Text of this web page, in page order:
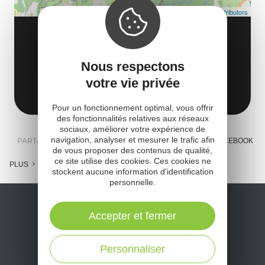
AAGAC BASE DE PLEINE NATURE
Base de Pleine Nature
Le Païsserou
12270 Najac
Obtenir l'itinéraire
Leaflet| Map data © OpenStreetMap contributors
PARTAGER : E-MAIL MESSENGER FACEBOOK
PLUS
Nous respectons
votre vie privée
Pour un fonctionnement optimal, vous offrir
des fonctionnalités relatives aux réseaux
sociaux, améliorer votre expérience de
navigation, analyser et mesurer le trafic afin
de vous proposer des contenus de qualité,
ce site utilise des cookies. Ces cookies ne
stockent aucune information d'identification
personnelle.
Personnaliser
Accepter et fermer